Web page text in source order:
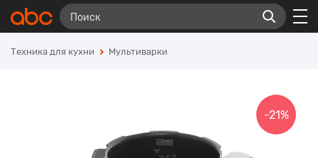
Техника для кухни Мультиварки
-21%